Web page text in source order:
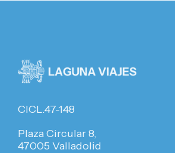
CICL.47-148
Plaza Circular 8,
47005 Valladolid